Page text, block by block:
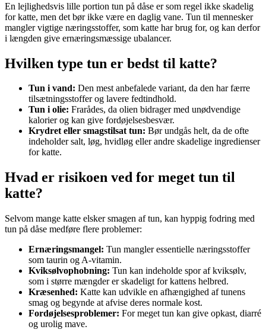
En lejlighedsvis lille portion tun på dåse er som regel ikke skadelig
for katte, men det bør ikke være en daglig vane. Tun til mennesker
mangler vigtige næringsstoffer, som katte har brug for, og kan derfor
i længden give ernæringsmæssige ubalancer.
Hvilken type tun er bedst til katte?
Tun i vand: Den mest anbefalede variant, da den har færre
tilsætningsstoffer og lavere fedtindhold.
Tun i olie: Frarådes, da olien bidrager med unødvendige
kalorier og kan give fordøjelsesbesvær.
Krydret eller smagstilsat tun: Bør undgås helt, da de ofte
indeholder salt, løg, hvidløg eller andre skadelige ingredienser
for katte.
Hvad er risikoen ved for meget tun til
katte?
Selvom mange katte elsker smagen af tun, kan hyppig fodring med
tun på dåse medføre flere problemer:
Ernæringsmangel: Tun mangler essentielle næringsstoffer
som taurin og A-vitamin.
Kviksølvophobning: Tun kan indeholde spor af kviksølv,
som i større mængder er skadeligt for kattens helbred.
Kræsenhed: Katte kan udvikle en afhængighed af tunens
smag og begynde at afvise deres normale kost.
Fordøjelsesproblemer: For meget tun kan give opkast, diarré
og urolig mave.